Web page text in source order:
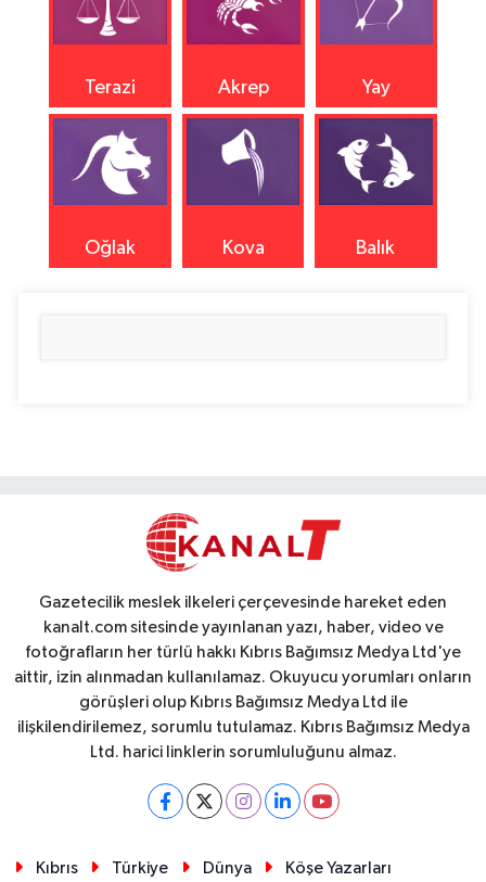
Terazi Akrep Yay
Oğlak Kova Balık
Gazetecilik meslek ilkeleri çerçevesinde hareket eden
kanalt.com sitesinde yayınlanan yazı, haber, video ve
fotoğrafların her türlü hakkı Kıbrıs Bağımsız Medya Ltd'ye
aittir, izin alınmadan kullanılamaz. Okuyucu yorumları onların
görüşleri olup Kıbrıs Bağımsız Medya Ltd ile
ilişkilendirilemez, sorumlu tutulamaz. Kıbrıs Bağımsız Medya
Ltd. harici linklerin sorumluluğunu almaz.
Kıbrıs Türkiye Dünya Köşe Yazarları